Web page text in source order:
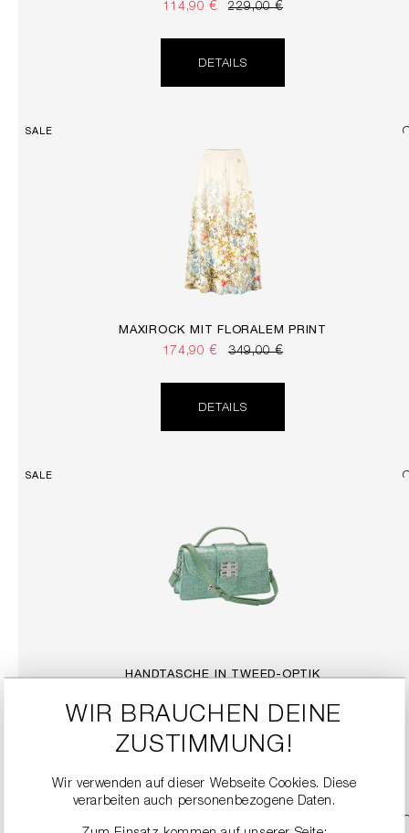
114,90 € 229,00 €
DETAILS
SALE
MAXIROCK MIT FLORALEM PRINT
174,90 € 349,00 €
DETAILS
SALE
HANDTASCHE IN TWEED-OPTIK
DETAILS
WIR BRAUCHEN DEINE
ZUSTIMMUNG!
Wir verwenden auf dieser Webseite Cookies. Diese
verarbeiten auch personenbezogene Daten.